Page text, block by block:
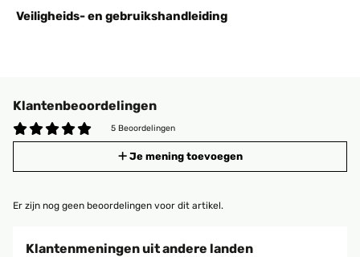
Veiligheids- en gebruikshandleiding
Klantenbeoordelingen
5 Beoordelingen
Je mening toevoegen
Er zijn nog geen beoordelingen voor dit artikel.
Klantenmeningen uit andere landen